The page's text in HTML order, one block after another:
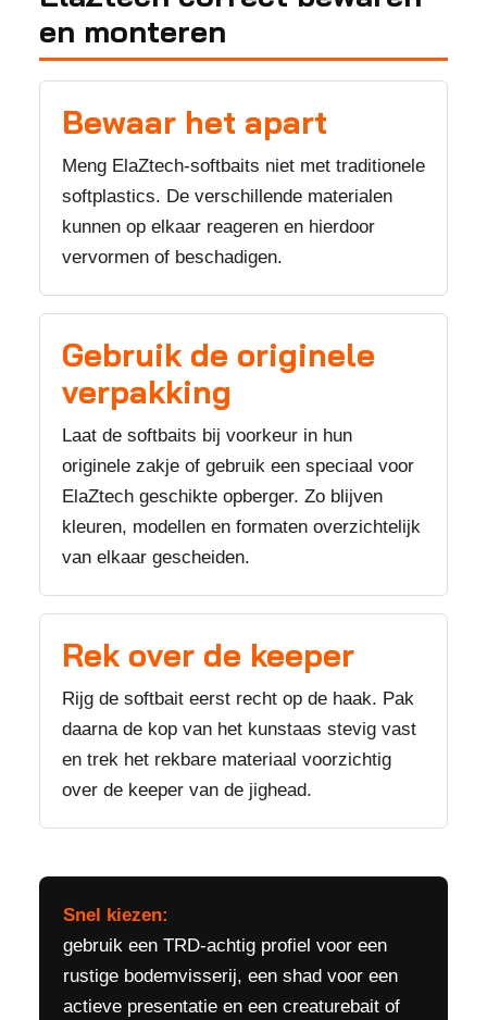
en monteren
Bewaar het apart
Meng ElaZtech-softbaits niet met traditionele
softplastics. De verschillende materialen
kunnen op elkaar reageren en hierdoor
vervormen of beschadigen.
Gebruik de originele
verpakking
Laat de softbaits bij voorkeur in hun
originele zakje of gebruik een speciaal voor
ElaZtech geschikte opberger. Zo blijven
kleuren, modellen en formaten overzichtelijk
van elkaar gescheiden.
Rek over de keeper
Rijg de softbait eerst recht op de haak. Pak
daarna de kop van het kunstaas stevig vast
en trek het rekbare materiaal voorzichtig
over de keeper van de jighead.
Snel kiezen:
gebruik een TRD-achtig profiel voor een
rustige bodemvisserij, een shad voor een
actieve presentatie en een creaturebait of